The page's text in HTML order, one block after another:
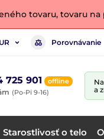
tovaru, tovaru
Porovnávanie
725 901 offline
(Po-Pi 9-16)
a
Starostlivosť o telo